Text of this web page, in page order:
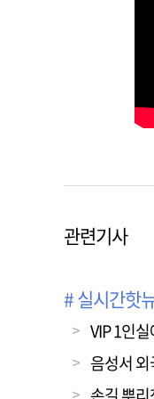
관련기사
# 실시간핫
VIP 1인
음성서